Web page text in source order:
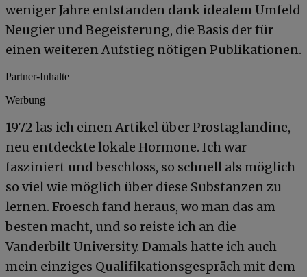
weniger Jahre entstanden dank idealem Umfeld
Neugier und Begeisterung, die Basis der für
einen weiteren Aufstieg nötigen Publikationen.
Partner-Inhalte
Werbung
1972 las ich einen Artikel über Prostaglandine,
neu entdeckte lokale Hormone. Ich war
fasziniert und beschloss, so schnell als möglich
so viel wie möglich über diese Substanzen zu
lernen. Froesch fand heraus, wo man das am
besten macht, und so reiste ich an die
Vanderbilt University. Damals hatte ich auch
mein einziges Qualifikationsgespräch mit dem